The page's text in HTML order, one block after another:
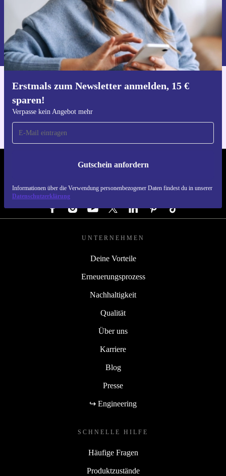
Erstmals zum Newsletter anmelden, 15 €
sparen!
Verpasse kein Angebot mehr
Gutschein anfordern
Informationen über die Verwendung personenbezogener Daten findest du in unserer
Datenschutzerklärung
Gutschein anfordern
Informationen über die Verwendung personenbezogener Daten findest
du in unserer
Datenschutzerklärung.
Hol dir die refurbed-App
REFURBED DEUTSCHLAND - RETHINK NEW.
FOLGE UNS
UNTERNEHMEN
Deine Vorteile
Erneuerungsprozess
Nachhaltigkeit
Qualität
Über uns
Karriere
Blog
Presse
↪ Engineering
SCHNELLE HILFE
Häufige Fragen
Produktzustände